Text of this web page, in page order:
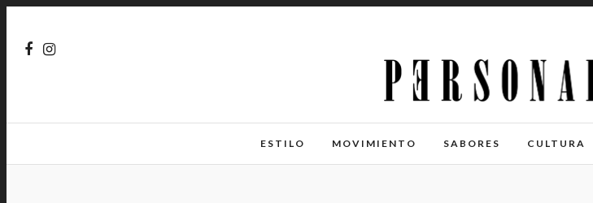
ESTILO MOVIMIENTO SABORES CULTURA